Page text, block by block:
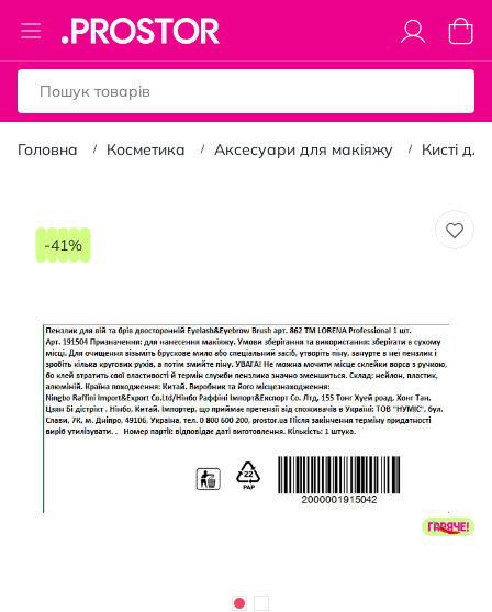
Toggle
Nav
Кошик
Головна Косметика Аксесуари для макіяжу Кисті
кінця
-41%